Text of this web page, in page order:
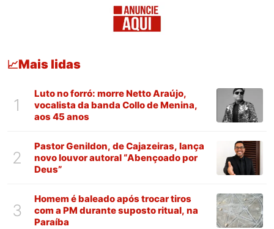
📈Mais lidas
1
Luto no forró: morre Netto Araújo,
vocalista da banda Collo de Menina,
aos 45 anos
2
Pastor Genildon, de Cajazeiras, lança
novo louvor autoral “Abençoado por
Deus”
3
Homem é baleado após trocar tiros
com a PM durante suposto ritual, na
Paraíba